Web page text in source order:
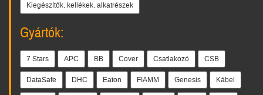
Kiegészítők, kellékek, alkatrészek
Gyártók:
7 Stars APC BB Cover Csatlakozó CSB
DataSafe DHC Eaton FIAMM Genesis Kábel